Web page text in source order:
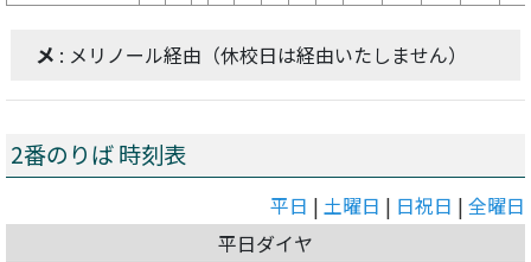
メ : メリノール経由（休校日は経由いたしません）
2番のりば 時刻表
平日 | 土曜日 | 日祝日 | 全曜日
平日ダイヤ